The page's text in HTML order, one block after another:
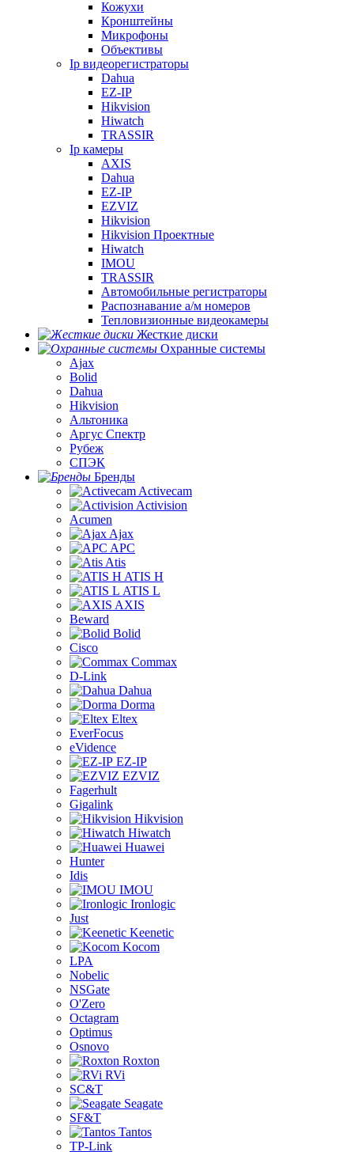
Кожухи
Кронштейны
Микрофоны
Объективы
Ip видеорегистраторы
Dahua
EZ-IP
Hikvision
Hiwatch
TRASSIR
Ip камеры
AXIS
Dahua
EZ-IP
EZVIZ
Hikvision
Hikvision Проектные
Hiwatch
IMOU
TRASSIR
Автомобильные регистраторы
Распознавание а/м номеров
Тепловизионные видеокамеры
Жесткие диски
Охранные системы
Ajax
Bolid
Dahua
Hikvision
Альтоника
Аргус Спектр
Рубеж
СПЭК
Бренды
Activecam
Activision
Acumen
Ajax
APC
Atis
ATIS H
ATIS L
AXIS
Beward
Bolid
Cisco
Commax
D-Link
Dahua
Dorma
Eltex
EverFocus
eVidence
EZ-IP
EZVIZ
Fagerhult
Gigalink
Hikvision
Hiwatch
Huawei
Hunter
Idis
IMOU
Ironlogic
Just
Keenetic
Kocom
LPA
Nobelic
NSGate
O'Zero
Octagram
Optimus
Osnovo
Roxton
RVi
SC&T
Seagate
SF&T
Tantos
TP-Link